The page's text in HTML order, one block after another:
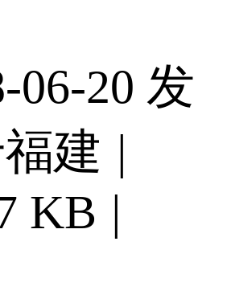
06-20 发
建 |
KB |